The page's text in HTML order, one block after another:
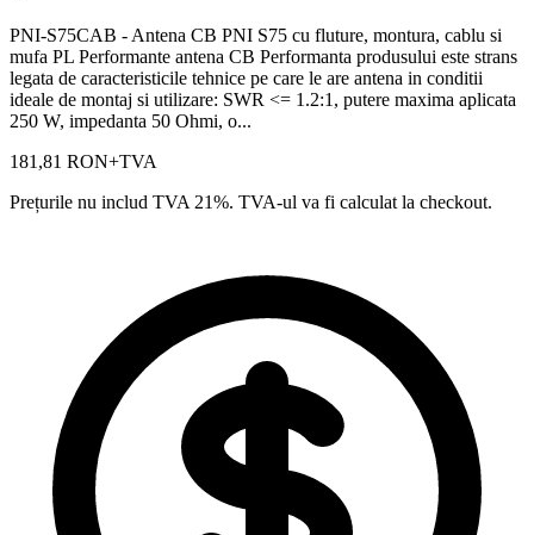
PNI-S75CAB - Antena CB PNI S75 cu fluture, montura, cablu si
mufa PL Performante antena CB Performanta produsului este strans
legata de caracteristicile tehnice pe care le are antena in conditii
ideale de montaj si utilizare: SWR <= 1.2:1, putere maxima aplicata
250 W, impedanta 50 Ohmi, o...
181,81 RON+TVA
Prețurile nu includ TVA 21%. TVA-ul va fi calculat la checkout.